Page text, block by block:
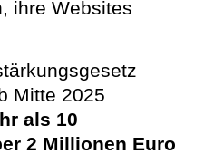
ihre Websites
Mitte 2025
als 10
2 Millionen Euro